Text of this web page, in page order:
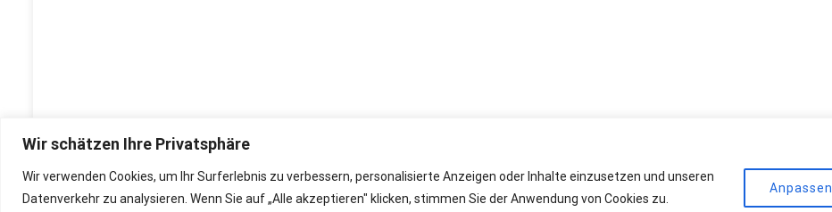
Wir schätzen Ihre Privatsphäre
Wir verwenden Cookies, um Ihr Surferlebnis zu verbessern, personalisierte Anzeigen oder Inhalte einzusetzen und unseren
Datenverkehr zu analysieren. Wenn Sie auf „Alle akzeptieren" klicken, stimmen Sie der Anwendung von Cookies zu.
Anpassen
Copyright © 2026Renovierung, Bau und Sanierung ihrer Kühlräume. All rights reserved. Theme:Cenoteby ThemeGrill. Powered by